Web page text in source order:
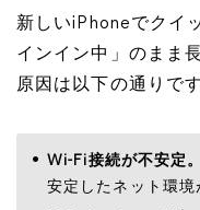
新しいiPhoneでクイ
インイン中」のまま
原因は以下の通りです
Wi-Fi接続が不安定
安定したネット環